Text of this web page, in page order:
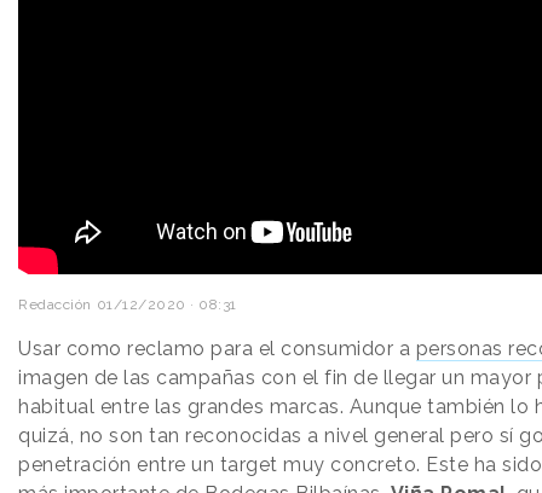
Redacción 01/12/2020 · 08:31
Usar como reclamo para el consumidor a personas
imagen de las campañas con el fin de llegar un mayor
habitual entre las grandes marcas. Aunque también lo
quizá, no son tan reconocidas a nivel general pero sí
penetración entre un target muy concreto. Este ha